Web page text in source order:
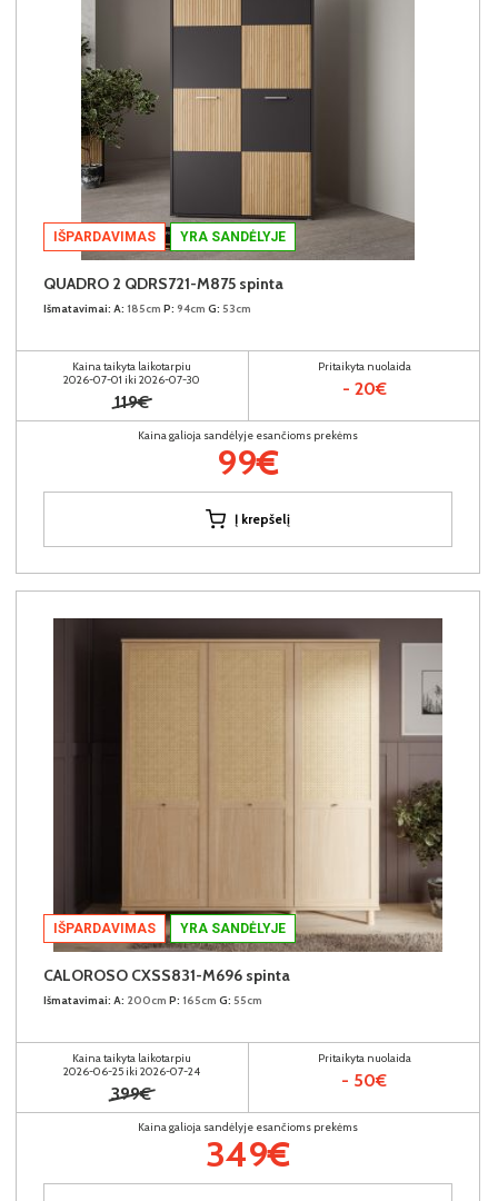
IŠPARDAVIMAS YRA SANDĖLYJE
QUADRO 2 QDRS721-M875 spinta
Išmatavimai: A: 185cm P: 94cm G: 53cm
Kaina taikyta laikotarpiu
2026-07-01 iki 2026-07-30
119€
Pritaikyta nuolaida
- 20€
Kaina galioja sandėlyje esančioms prekėms
99€
Į krepšelį
IŠPARDAVIMAS YRA SANDĖLYJE
CALOROSO CXSS831-M696 spinta
Išmatavimai: A: 200cm P: 165cm G: 55cm
Kaina taikyta laikotarpiu
2026-06-25 iki 2026-07-24
399€
Pritaikyta nuolaida
- 50€
Kaina galioja sandėlyje esančioms prekėms
349€